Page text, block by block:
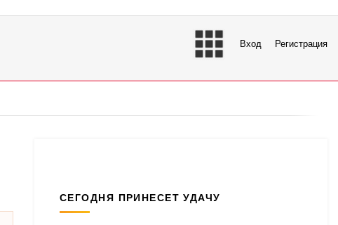
Вход Регистрация
СЕГОДНЯ ПРИНЕСЕТ УДАЧУ